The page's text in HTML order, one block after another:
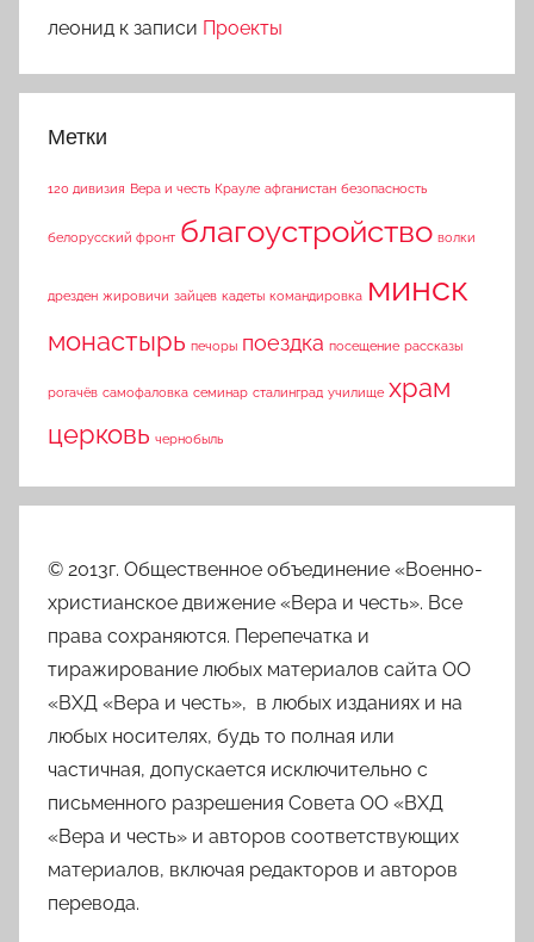
леонид к записи Проекты
Метки
120 дивизия Вера и честь Крауле афганистан безопасность
белорусский фронт благоустройство волки
дрезден жировичи зайцев кадеты командировка минск
монастырь печоры поездка посещение рассказы
рогачёв самофаловка семинар сталинград училище храм
церковь чернобыль
© 2013г. Общественное объединение «Военно-
христианское движение «Вера и честь». Все
права сохраняются. Перепечатка и
тиражирование любых материалов сайта ОО
«ВХД «Вера и честь», в любых изданиях и на
любых носителях, будь то полная или
частичная, допускается исключительно с
письменного разрешения Совета ОО «ВХД
«Вера и честь» и авторов соответствующих
материалов, включая редакторов и авторов
перевода.